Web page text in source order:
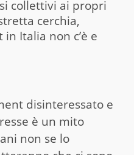
collettivi ai propri
cerchia,
Italia non c’è e
disinteressato e
è un mito
non se lo